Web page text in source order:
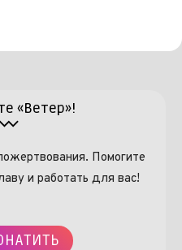
«Ветер»!
Помогите
и работать для вас!